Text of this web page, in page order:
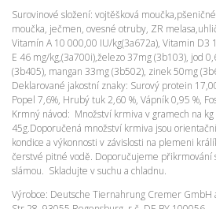
Surovinové složení: vojtěšková
moučka, ječmen, ovesné otruby, ZR
Vitamín A 10 000,00 IU/kg(3a672a), Vitamin D3
E 46 mg/kg,(3a700i),železo 37mg (3b103), jod
(3b405), mangan 33mg (3b502), zinek 50mg
Deklarované jakostní znaky: Surový protein
Popel 7,6%, Hrubý tuk 2,60 %, Vápník 0,95 %,
Krmný návod: Množství krmiva v gramech na
45g.Doporučená množství krmiva jsou
kondice a výkonnosti v závislosti na plemeni
čerstvé pitné vodě. Doporučujeme
slámou. Skladujte v suchu a chladnu.
Výrobce: Deutsche Tiernahrung Cremer GmbH